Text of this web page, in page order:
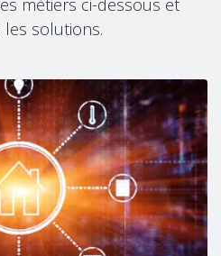
les solutions.